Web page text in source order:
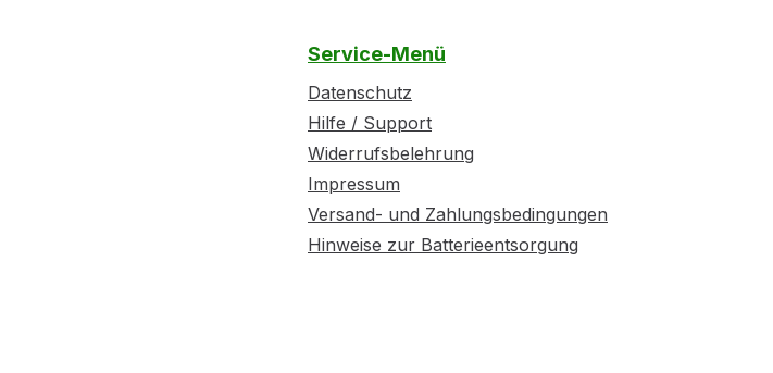
Service-Menü
Datenschutz
Hilfe / Support
Widerrufsbelehrung
Impressum
Versand- und Zahlungsbedingungen
Hinweise zur Batterieentsorgung